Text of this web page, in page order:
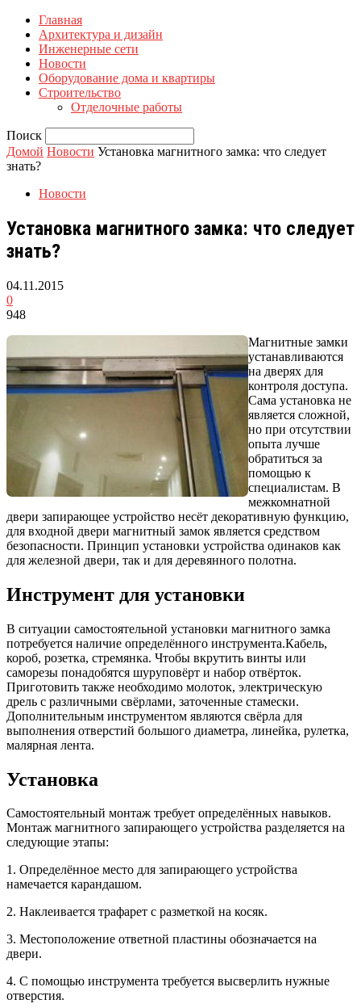
Главная
Архитектура и дизайн
Инженерные сети
Новости
Оборудование дома и квартиры
Строительство
Отделочные работы
Поиск
Домой Новости Установка магнитного замка: что следует
знать?
Новости
Установка магнитного замка: что следует
знать?
04.11.2015
0
948
Магнитные замки
устанавливаются
на дверях для
контроля доступа.
Сама установка не
является сложной,
но при отсутствии
опыта лучше
обратиться за
помощью к
специалистам. В
межкомнатной
двери запирающее устройство несёт декоративную функцию,
для входной двери магнитный замок является средством
безопасности. Принцип установки устройства одинаков как
для железной двери, так и для деревянного полотна.
Инструмент для установки
В ситуации самостоятельной установки магнитного замка
потребуется наличие определённого инструмента.Кабель,
короб, розетка, стремянка. Чтобы вкрутить винты или
саморезы понадобятся шуруповёрт и набор отвёрток.
Приготовить также необходимо молоток, электрическую
дрель с различными свёрлами, заточенные стамески.
Дополнительным инструментом являются свёрла для
выполнения отверстий большого диаметра, линейка, рулетка,
малярная лента.
Установка
Самостоятельный монтаж требует определённых навыков.
Монтаж магнитного запирающего устройства разделяется на
следующие этапы:
1. Определённое место для запирающего устройства
намечается карандашом.
2. Наклеивается трафарет с разметкой на косяк.
3. Местоположение ответной пластины обозначается на
двери.
4. С помощью инструмента требуется высверлить нужные
отверстия.